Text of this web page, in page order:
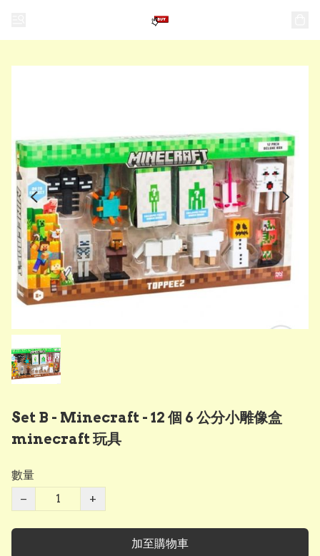
Set B - Minecraft - 12 個 6 公分小雕像盒
minecraft 玩具
數量
−
+
加至購物車